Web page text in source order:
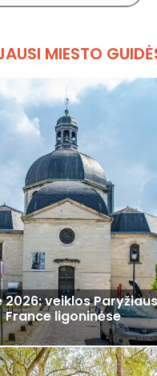
MIESTO
2026: veiklos
France ligoninėse